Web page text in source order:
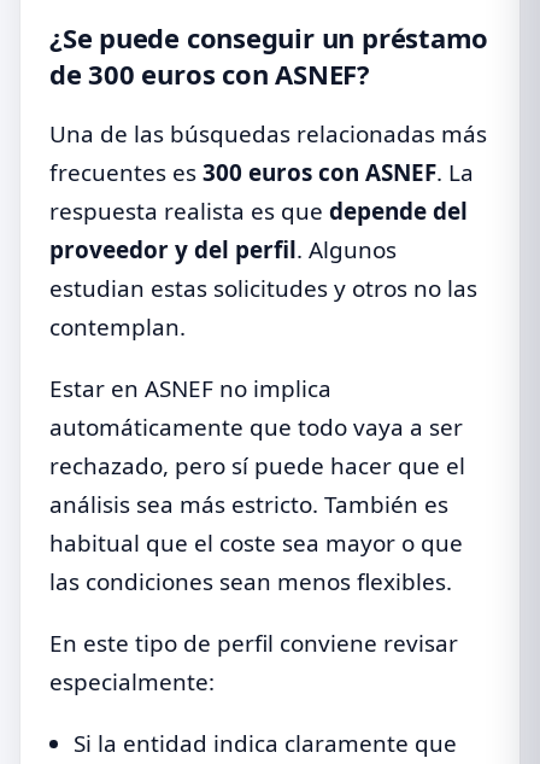
¿Se puede conseguir un préstamo
de 300 euros con ASNEF?
Una de las búsquedas relacionadas más
frecuentes es300 euros con ASNEF. La
respuesta realista es que depende del
proveedor y del perfil. Algunos
estudian estas solicitudes y otros no las
contemplan.
Estar en ASNEF no implica
automáticamente que todo vaya a ser
rechazado, pero sí puede hacer que el
análisis sea más estricto. También es
habitual que el coste sea mayor o que
las condiciones sean menos flexibles.
En este tipo de perfil conviene revisar
especialmente:
Si la entidad indica claramente que